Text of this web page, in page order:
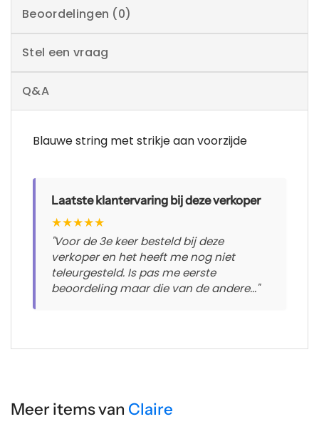
Beoordelingen (0)
Stel een vraag
Q&A
Blauwe string met strikje aan voorzijde
Laatste klantervaring bij deze verkoper
★★★★★
"Voor de 3e keer besteld bij deze
verkoper en het heeft me nog niet
teleurgesteld. Is pas me eerste
beoordeling maar die van de andere..."
Meer items van Claire